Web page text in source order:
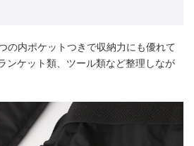
の内ポケットつきで収納力にも優れて
ンケット類、ツール類など整理しなが